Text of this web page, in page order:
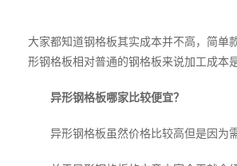
大家都知道钢格板其实成本并不高，简单
形钢格板相对普通的钢格板来说加工成本
异形钢格板哪家比较便宜？
异形钢格板虽然价格比较高但是因为需